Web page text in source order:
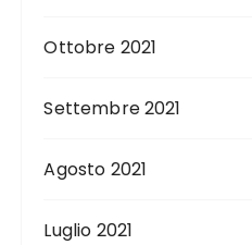
Ottobre 2021
Settembre 2021
Agosto 2021
Luglio 2021